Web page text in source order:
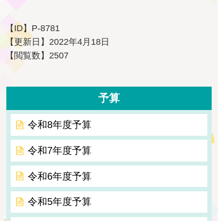
【ID】 P-8781
【更新日】 2022年4月18日
【閲覧数】 2507
予算
令和8年度予算
令和7年度予算
令和6年度予算
令和5年度予算